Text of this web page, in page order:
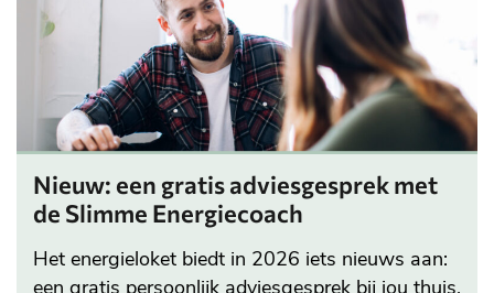
Nieuw: een gratis adviesgesprek met
de Slimme Energiecoach
Het energieloket biedt in 2026 iets nieuws aan:
een gratis persoonlijk adviesgesprek bij jou thuis.